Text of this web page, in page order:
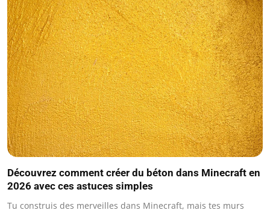
Découvrez comment créer du béton dans Minecraft en
2026 avec ces astuces simples
Tu construis des merveilles dans Minecraft, mais tes murs